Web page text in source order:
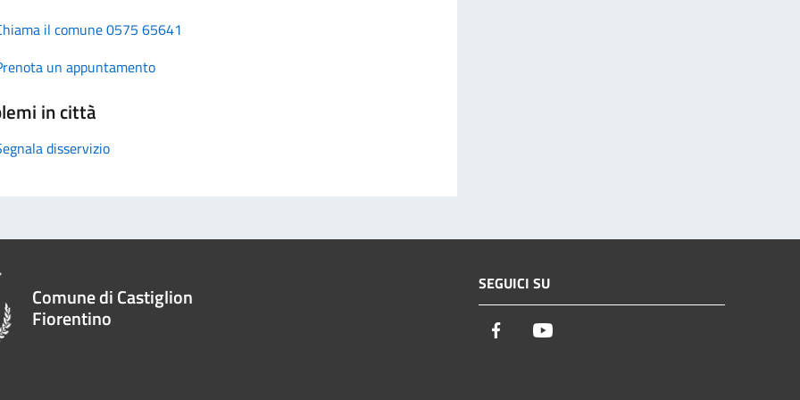
il comune 0575 65641
un appuntamento
in città
disservizio
Comune di Castiglion
Fiorentino
SEGUICI SU
Facebook